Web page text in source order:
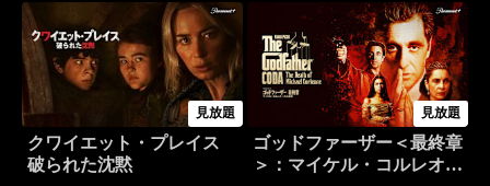
見放題
クワイエット・プレイス
破られた沈黙
見放題
ゴッドファーザー＜最終章
＞：マイケル・コルレオー